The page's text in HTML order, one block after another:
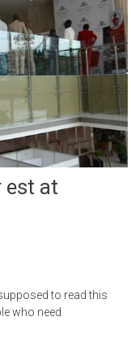
est at
to read this
who need